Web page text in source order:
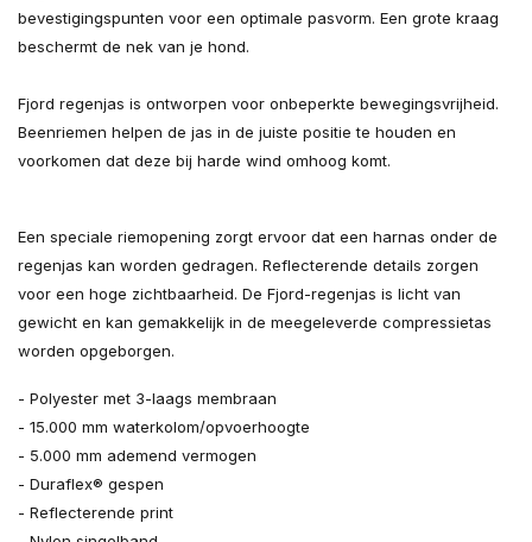
bevestigingspunten voor een optimale pasvorm. Een grote kraag
beschermt de nek van je hond.
Fjord regenjas is ontworpen voor onbeperkte bewegingsvrijheid.
Beenriemen helpen de jas in de juiste positie te houden en
voorkomen dat deze bij harde wind omhoog komt.
Een speciale riemopening zorgt ervoor dat een harnas onder de
regenjas kan worden gedragen. Reflecterende details zorgen
voor een hoge zichtbaarheid. De Fjord-regenjas is licht van
gewicht en kan gemakkelijk in de meegeleverde compressietas
worden opgeborgen.
- Polyester met 3-laags membraan
- 15.000 mm waterkolom/opvoerhoogte
- 5.000 mm ademend vermogen
- Duraflex® gespen
- Reflecterende print